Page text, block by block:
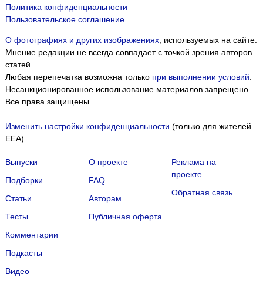
Политика конфиденциальности
Пользовательское соглашение
О фотографиях и других изображениях, используемых на сайте.
Мнение редакции не всегда совпадает с точкой зрения авторов
статей.
Любая перепечатка возможна только при выполнении условий.
Несанкционированное использование материалов запрещено.
Все права защищены.
Изменить настройки конфиденциальности (только для жителей
EEA)
Выпуски
Подборки
Статьи
Тесты
Комментарии
Подкасты
Видео
О проекте
FAQ
Авторам
Публичная оферта
Реклама на
проекте
Обратная связь